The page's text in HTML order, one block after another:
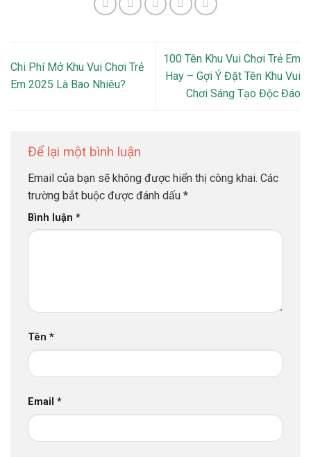
Chi Phí Mở Khu Vui Chơi Trẻ
Em 2025 Là Bao Nhiêu?
100 Tên Khu Vui Chơi Trẻ Em
Hay – Gợi Ý Đặt Tên Khu Vui
Chơi Sáng Tạo Độc Đáo
Để lại một bình luận
Email của bạn sẽ không được hiển thị công khai. Các
trường bắt buộc được đánh dấu *
Bình luận *
Tên *
Email *